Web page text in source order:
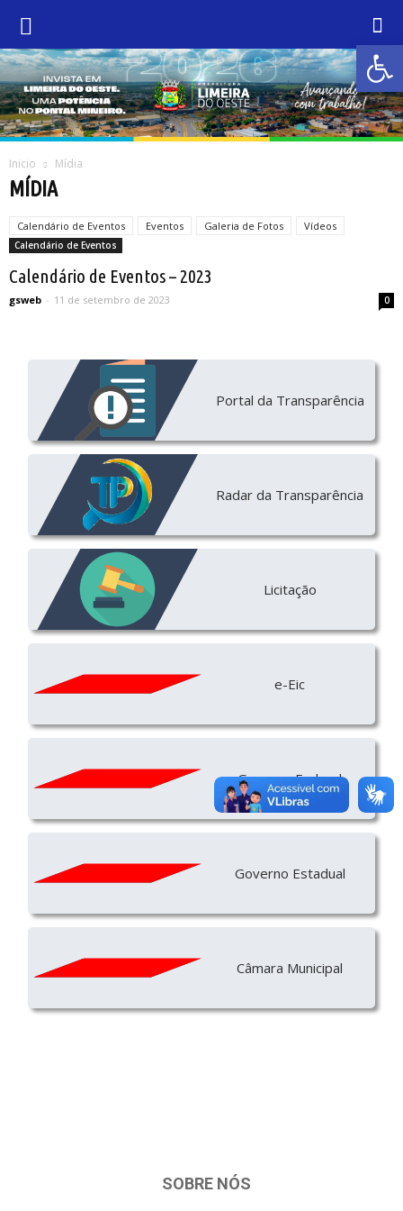
Abrir
Inicio Mídia
MÍDIA
Calendário de Eventos Eventos Galeria de Fotos Vídeos
Calendário de Eventos
Calendário de Eventos – 2023
gsweb - 11 de setembro de 2023 0
Portal da Transparência
Radar da Transparência
Licitação
e-Eic
Governo Federal
Governo Estadual
Câmara Municipal
SOBRE NÓS